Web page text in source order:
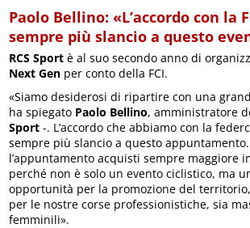
Paolo Bellino: «L’accordo con la
sempre più slancio a questo
RCS Sport è al suo secondo anno di
Next Gen per conto della FCI.
«Siamo desiderosi di ripartire con una
ha spiegato Paolo Bellino, amministratore
Sport -. L’accordo che abbiamo con la
sempre più slancio a questo
l’appuntamento acquisti sempre maggiore
perché non è solo un evento ciclistico, ma
opportunità per la promozione del
per le nostre corse professionistiche, sia
femminili».